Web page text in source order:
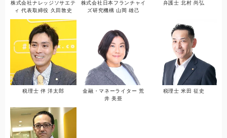
株式会社ナレッジソサエテ
ィ 代表取締役 久田敦史
株式会社日本フランチャイ
ズ研究機構 山岡 雄己
弁護士 北村 尚弘
税理士 伴 洋太郎
金融・マネーライター 荒
井 美亜
税理士 米田 征史